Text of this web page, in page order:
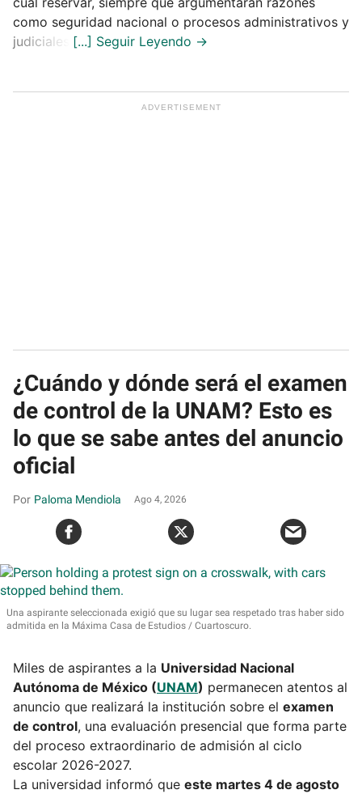
como seguridad nacional o procesos administrativos y
judiciales.
¿Cuándo y dónde será el examen
de control de la UNAM? Esto es
lo que se sabe antes del anuncio
oficial
Paloma Mendiola Ago 4, 2026
Una aspirante seleccionada exigió que su lugar sea respetado tras haber sido
admitida en la Máxima Casa de Estudios
Cuartoscuro.
Miles de aspirantes a la Universidad Nacional
Autónoma de México (UNAM) permanecen atentos al
anuncio que realizará la institución sobre el examen
de control, una evaluación presencial que forma parte
del proceso extraordinario de admisión al ciclo
escolar 2026-2027.
La universidad informó que este martes 4 de agosto